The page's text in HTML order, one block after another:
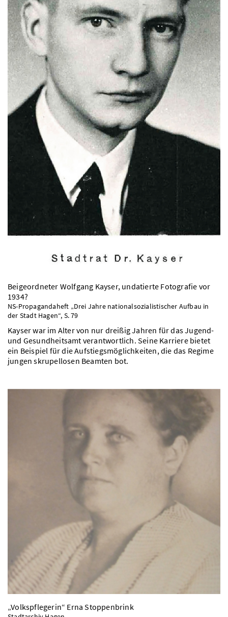
Beigeordneter Wolfgang Kayser, undatierte Fotografie vor
1934?
NS-Propagandaheft „Drei Jahre nationalsozialistischer Aufbau in
der Stadt Hagen“, S. 79
Kayser war im Alter von nur dreißig Jahren für das Jugend-
und Gesundheitsamt verantwortlich. Seine Karriere bietet
ein Beispiel für die Aufstiegsmöglichkeiten, die das Regime
jungen skrupellosen Beamten bot.
„Volkspflegerin“ Erna Stoppenbrink